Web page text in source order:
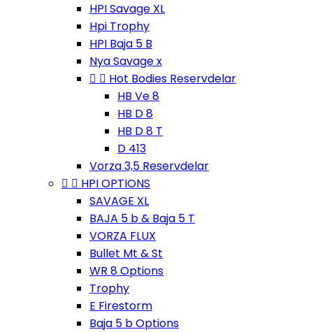
HPI Savage XL
Hpi Trophy
HPI Baja 5 B
Nya Savage x
  Hot Bodies Reservdelar
HB Ve 8
HB D 8
HB D 8 T
D 413
Vorza 3,5 Reservdelar
  HPI OPTIONS
SAVAGE XL
BAJA 5 b & Baja 5 T
VORZA FLUX
Bullet Mt & St
WR 8 Options
Trophy
E Firestorm
Baja 5 b Options